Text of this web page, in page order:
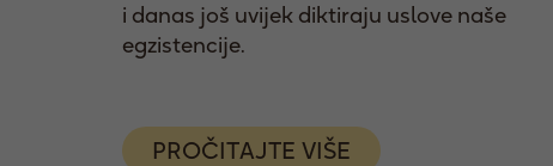
i danas još uvijek diktiraju uslove naše
egzistencije.
PROČITAJTE VIŠE